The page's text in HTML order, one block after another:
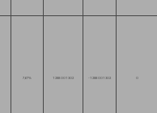
7,67% 1 288 001 302 -1 288 001 302 0